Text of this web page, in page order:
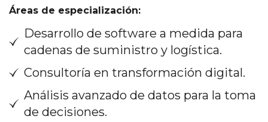
Áreas de especialización:
Desarrollo de software a medida para
cadenas de suministro y logística.
Consultoría en transformación digital.
Análisis avanzado de datos para la toma
de decisiones.